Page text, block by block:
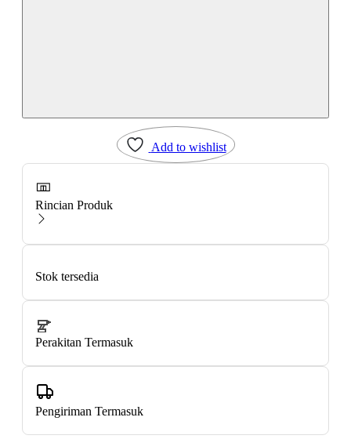
Add to wishlist
Rincian Produk
Stok tersedia
Perakitan Termasuk
Pengiriman Termasuk